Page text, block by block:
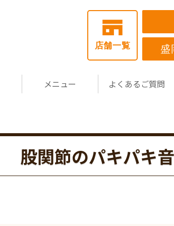
店舗一覧 盛
メニュー よくあるご質問
股関節のパキパキ